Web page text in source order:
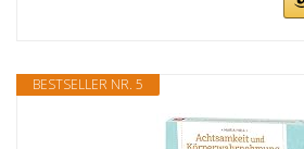
BESTSELLER NR. 5